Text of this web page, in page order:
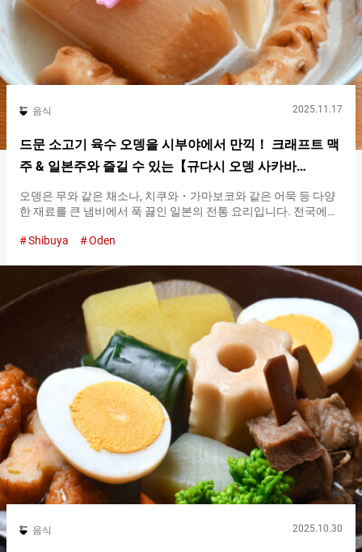
른쪽에 있는 자동판매기에서 식권을 구입하여 직원에게 건네주세
요. 결제는 현금 또는 교통계…
음식 2025.11.17
드문 소고기 육수 오뎅을 시부야에서 만끽！ 크래프트 맥
주 & 일본주와 즐길 수 있는【규다시 오뎅 사카바
COZAKURA】
오뎅은 무와 같은 채소나, 치쿠와・가마보코와 같은 어묵 등 다양
한 재료를 큰 냄비에서 푹 끓인 일본의 전통 요리입니다. 전국에는
육수의 종류나 재료(오뎅 재료)의 선택 방법은 천차만별로, 가게마
문 소고기 육수를 사용한 오뎅을 맛볼 수 있는 가게입니다. 시부야
역에서 센터가이를 지나, 스트리트 패션 샵과 레코드 샵 등이 늘어
선 지역으로. 여기에 『규다시 오뎅 사카바
COZAKURA（Gyuudashi Odensakaba COZAKURA）』가 있습니
다. 가게 안에는 테이블석이 늘어서 있고, 주방 근처에는 카운터석
도 있습니다. 원래는 뮤직 바였던 가게 내부는, 일본주를 마시는 사
각 잔이 천장에 장식되어 있어, 스타일리시한 분위기가 있습니다.
정성스럽게 우려낸 소고기 육수로 끓인 절품 오뎅
『COZAKURA』의 가장 큰 특징은 오뎅을 끓이는 육수를 소고기
에서 우려낸다는 점입니다. 일반적으로 오뎅의 육수에는 가쓰오부
시나 사바부시, 다시마 등으로 우려낸 것을 사용하는…
Shibuya Oden
음식 2025.10.30